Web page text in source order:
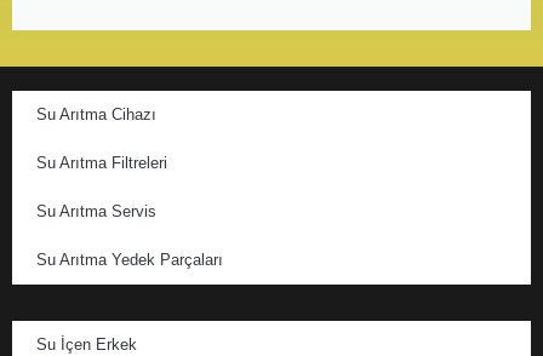
Su Arıtma Cihazı
Su Arıtma Filtreleri
Su Arıtma Servis
Su Arıtma Yedek Parçaları
Su İçen Erkek